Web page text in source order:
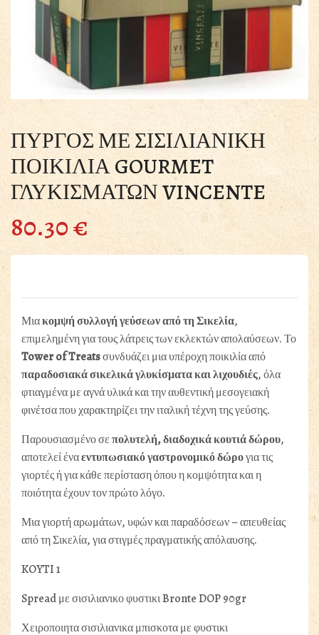
ΠΥΡΓΟΣ ΜΕ ΣΙΣΙΛΙΑΝΙΚΗ
ΠΟΙΚΙΛΙΑ GOURMET
ΓΛΥΚΙΣΜΑΤΩΝ VINCENTE
80.30€
Μιακομψή συλλογή γεύσεων από τη Σικελία,
επιμελημένη για τους λάτρεις των εκλεκτών απολαύσεων. Το
Tower of Treatsσυνδυάζει μια υπέροχη ποικιλία από
παραδοσιακά σικελικά γλυκίσματα και λιχουδιές, όλα
φτιαγμένα με αγνά υλικά και την αυθεντική μεσογειακή
φινέτσα που χαρακτηρίζει την ιταλική τέχνη της γεύσης.
Παρουσιασμένο σεπολυτελή, διαδοχικά κουτιά δώρου,
αποτελεί έναεντυπωσιακό γαστρονομικό δώρογια τις
γιορτές ή για κάθε περίσταση όπου η κομψότητα και η
ποιότητα έχουν τον πρώτο λόγο.
Μια γιορτή αρωμάτων, υφών και παραδόσεων – απευθείας
από τη Σικελία, για στιγμές πραγματικής απόλαυσης.
KOYTI 1
Spread με σισιλιανικο φυστικι Bronte DOP 90gr
Χειροποιητα σισιλιανικα μπισκοτα με φυστικι